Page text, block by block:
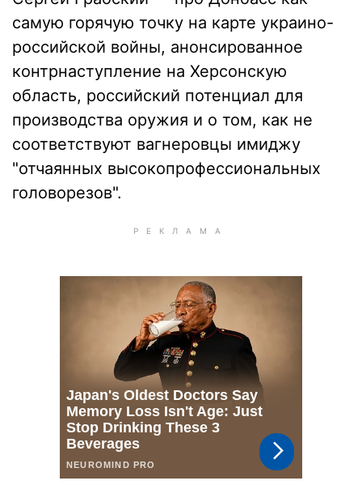
самую горячую точку на карте украино-
российской войны, анонсированное
контрнаступление на Херсонскую
область, российский потенциал для
производства оружия и о том, как не
соответствуют вагнеровцы имиджу
"отчаянных высокопрофессиональных
головорезов".